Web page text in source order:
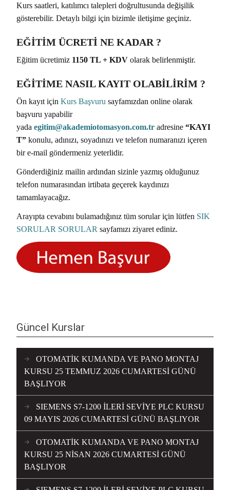
Kurs saatleri, katılımcı talepleri doğrultusunda değişilik
gösterebilir. Detaylı bilgi için bizimle iletişime geçiniz.
EĞİTİM ÜCRETİ NE KADAR ?
Eğitim ücretimiz 1150 TL + KDV olarak belirlenmiştir.
EĞİTİME NASIL KAYIT OLABİLİRİM ?
Ön kayıt için Kurs Başvuru sayfamızdan online olarak
başvuru yapabilir
yada egitim@akademiotomasyon.com.tr adresine “KAYI
T” konulu, adınızı, soyadınızı ve telefon numaranızı içeren
bir e-mail göndermeniz yeterlidir.
Gönderdiğiniz mailin ardından sizinle yazmış olduğunuz
telefon numarasından irtibata geçerek kaydınızı
tamamlayacağız.
Arayıpta cevabını bulamadığınız tüm sorular için lütfen SIK
SORULAR SORULAR sayfamızı ziyaret ediniz.
Güncel Kurslar
OTOMATİK KUMANDA VE PANO MONTAJ
KURSU 25 TEMMUZ 2026 CUMARTESİ GÜNÜ
BAŞLIYOR
SIEMENS S7-1200 İLERİ SEVİYE PLC KURSU
09 MAYIS 2026 CUMARTESİ GÜNÜ BAŞLIYOR
OTOMATİK KUMANDA VE PANO MONTAJ
KURSU 25 NİSAN 2026 CUMARTESİ GÜNÜ
BAŞLIYOR